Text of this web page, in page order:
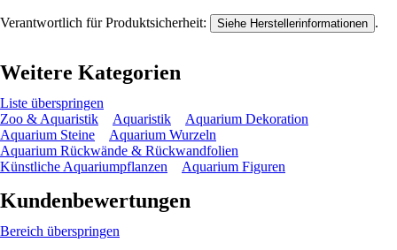
Verantwortlich für Produktsicherheit: Siehe Herstellerinformationen .
Weitere Kategorien
Liste überspringen
Zoo & Aquaristik
Aquaristik
Aquarium Dekoration
Aquarium Steine
Aquarium Wurzeln
Aquarium Rückwände & Rückwandfolien
Künstliche Aquariumpflanzen
Aquarium Figuren
Kundenbewertungen
Bereich überspringen